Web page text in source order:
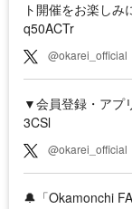
ト開催をお楽し
q50ACTr
@okarei_official
▼会員登録・アプ
3CSl
@okarei_official
🔔「Okamonchi